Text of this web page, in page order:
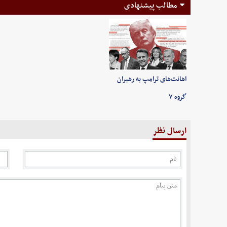
مطالب پیشنهادی
اهانت‌های ترامپ به رهبران
گروه ۷
ارسال نظر